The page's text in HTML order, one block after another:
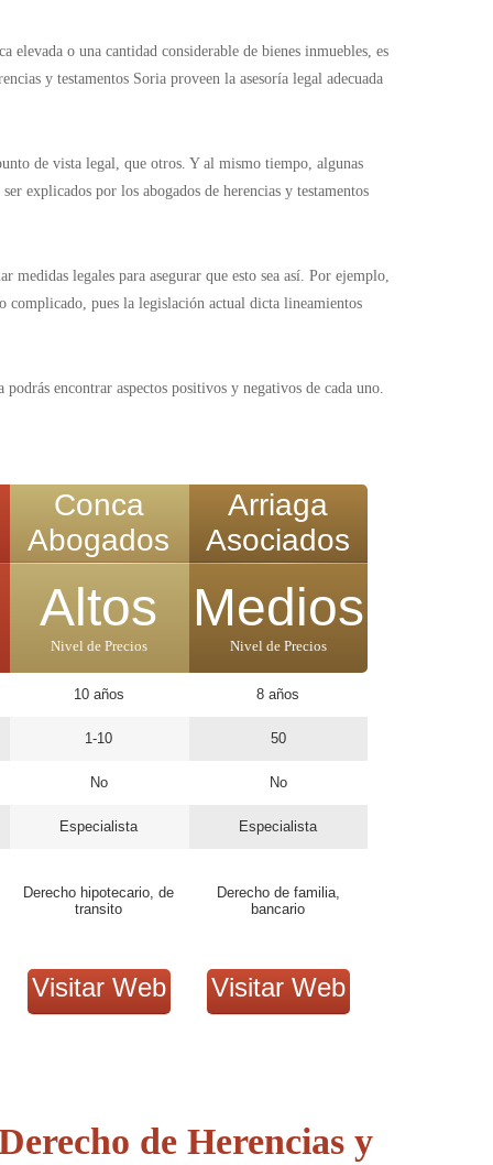
elevada o una cantidad considerable de bienes inmuebles, es
y testamentos Soria proveen la asesoría legal adecuada
de vista legal, que otros. Y al mismo tiempo, algunas
explicados por los abogados de herencias y testamentos
medidas legales para asegurar que esto sea así. Por ejemplo,
complicado, pues la legislación actual dicta lineamientos
encontrar aspectos positivos y negativos de cada uno.
Conca
Abogados
Altos
Nivel de Precios
10 años
1-10
No
Especialista
Derecho hipotecario, de
transito
Visitar Web
Arriaga
Asociados
Medios
Nivel de Precios
8 años
50
No
Especialista
Derecho de familia,
bancario
Visitar Web
de Herencias y